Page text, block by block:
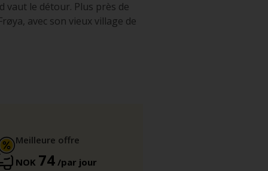
vaut le détour. Plus près de
avec son vieux village de
Meilleure offre
NOK 74 /par jour